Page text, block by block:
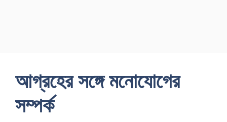
আগ্রহের সঙ্গে মনোযোগের
সম্পর্ক